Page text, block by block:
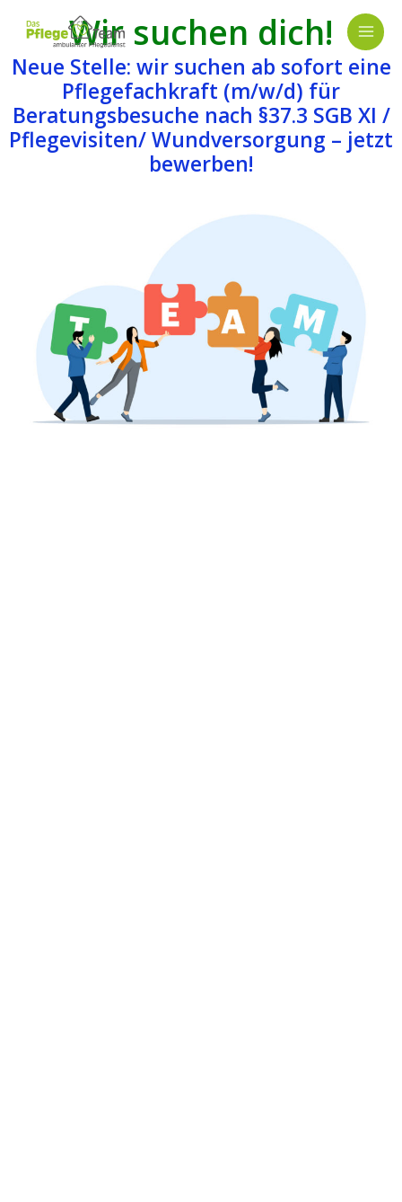
Inhalt
Wir suchen dich!
Neue Stelle: wir suchen ab sofort eine
Pflegefachkraft (m/w/d) für
Beratungsbesuche nach §37.3 SGB XI /
Pflegevisiten/ Wundversorgung – jetzt
bewerben!